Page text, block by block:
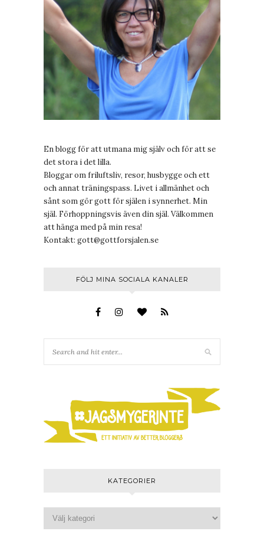
En blogg för att utmana mig själv och för att se
det stora i det lilla.
Bloggar om friluftsliv, resor, husbygge och ett
och annat träningspass. Livet i allmänhet och
sånt som gör gott för själen i synnerhet. Min
själ. Förhoppningsvis även din själ. Välkommen
att hänga med på min resa!
Kontakt: gott@gottforsjalen.se
FÖLJ MINA SOCIALA KANALER
KATEGORIER